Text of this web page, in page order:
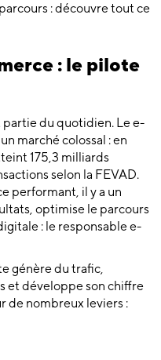
: découvre tout ce
: le pilote
partie du quotidien. Le e-
marché colossal : en
175,3 milliards
selon la FEVAD.
performant, il y a un
optimise le parcours
: le responsable e-
génère du trafic,
et développe son chiffre
de nombreux leviers :